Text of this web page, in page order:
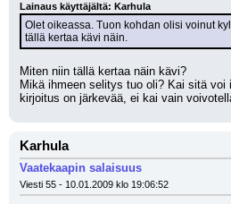
Lainaus käyttäjältä: Karhula
Olet oikeassa. Tuon kohdan olisi voinut
tällä kertaa kävi näin.
Miten niin tällä kertaa näin kävi?
Mikä ihmeen selitys tuo oli? Kai sitä
kirjoitus on järkevää, ei kai vain
Karhula
Vaatekaapin salaisuus
Viesti 55 - 10.01.2009 klo 19:06:52